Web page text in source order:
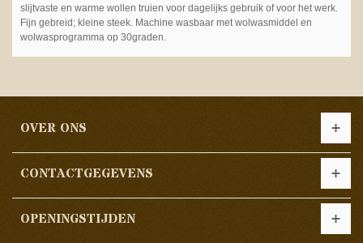
slijtvaste en warme wollen truien voor dagelijks gebruik of voor het werk.
Fijn gebreid; kleine steek. Machine wasbaar met wolwasmiddel en
wolwasprogramma op 30graden.
OVER ONS
CONTACTGEGEVENS
OPENINGSTIJDEN